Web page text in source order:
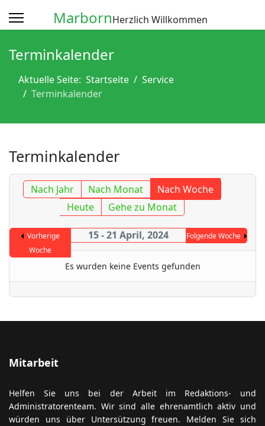
MarbornHerzlich Willkommen
Terminkalender
Aktuelle Seite: Startseite
Service
Terminkalender
Terminkalender
Nach Jahr Nach Monat
Nach Woche
Heute
Gehe zu Monat
Vorherige
Woche
15 - 21 April, 2024 Folgende Woche
Es wurden keine Events gefunden
Mitarbeit
Helfen Sie uns bei der Arbeit im Redaktions- und
Administratorenteam. Wir sind alle ehrenamtlich aktiv und
würden uns über Untersützung freuen. Melden Sie sich
anzeigen